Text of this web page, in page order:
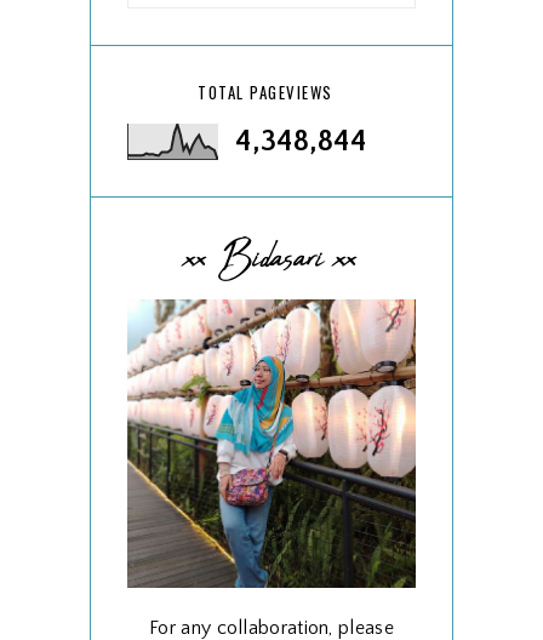
TOTAL PAGEVIEWS
4,348,844
xx Bidasari xx
For any collaboration, please